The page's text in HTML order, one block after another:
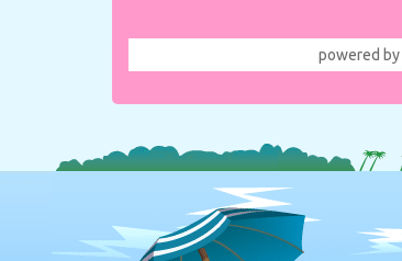
powered by